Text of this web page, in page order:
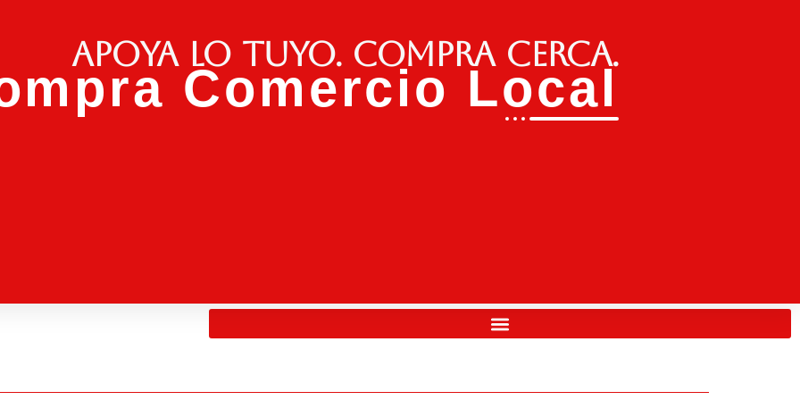
Apoya lo tuyo. Compra cerca.
Comercio Local